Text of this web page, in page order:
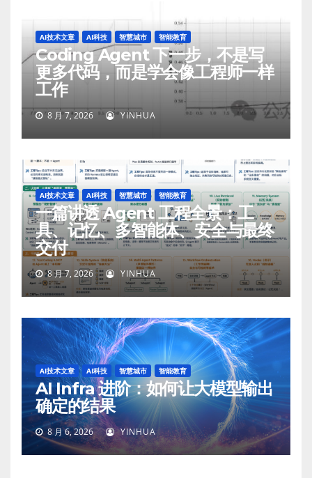
AI技术文章 AI科技 智慧城市 智能教育
Coding Agent 下一步，不是写
更多代码，而是学会像工程师一样
工作
8 月 7, 2026 YINHUA
AI技术文章 AI科技 智慧城市 智能教育
一篇讲透 Agent 工程全景：工
具、记忆、多智能体、安全与最终
交付
8 月 7, 2026 YINHUA
AI技术文章 AI科技 智慧城市 智能教育
AI Infra 进阶：如何让大模型输出
确定的结果
8 月 6, 2026 YINHUA